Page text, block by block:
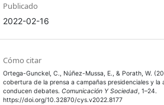
Publicado
2022-02-16
Cómo citar
Ortega-Gunckel, C., Núñez-Mussa, E., & Porath, W.
cobertura de la prensa a campañas presidenciales y la
conducen debates. Comunicación Y Sociedad, 1–24.
https://doi.org/10.32870/cys.v2022.8177